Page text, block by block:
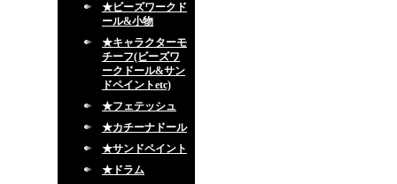
★ビーズワークド
ール&小物
★キャラクターモ
チーフ(ビーズワ
ークドール&サン
ドペイントetc)
★フェテッシュ
★カチーナドール
★サンドペイント
★ドラム